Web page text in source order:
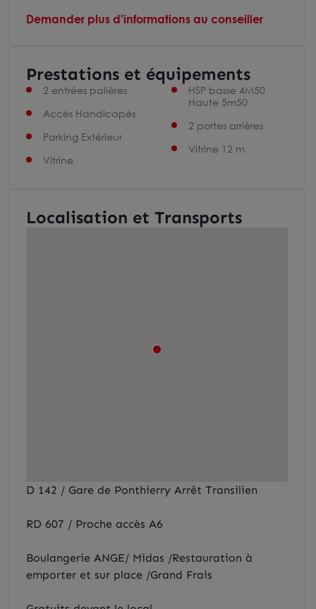
Demander plus d'informations au conseiller
Prestations et équipements
2 entrées palières
Accès Handicapés
Parking Extérieur
Vitrine
HSP basse 4M50
Haute 5m50
2 portes arrières
Vitrine 12 m
Localisation et Transports
D 142 / Gare de Ponthierry Arrêt Transilien
RD 607 / Proche accès A6
Boulangerie ANGE/ Midas /Restauration à
emporter et sur place /Grand Frais